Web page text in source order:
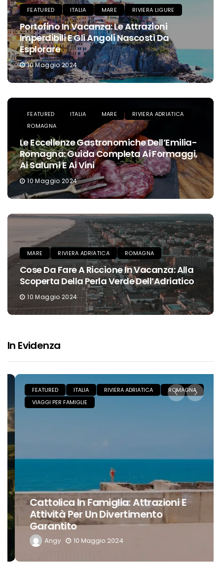
FEATURED ITALIA MARE RIVIERA LIGURE
Portofino In Vacanza: Le Attrazioni
Imperdibili E Gli Angoli Nascosti Da
Esplorare
10 Maggio 2024
FEATURED ITALIA MARE
RIVIERA ADRIATICA
ROMAGNA
Le Eccellenze Gastronomiche Dell’Emilia-
Romagna: Guida Completa Ai Formaggi,
Ai Salumi E Ai Vini
10 Maggio 2024
MARE RIVIERA ADRIATICA ROMAGNA
Cose Da Fare A Riccione In Vacanza: Alla
Scoperta Della Perla Verde Dell’Adriatico
10 Maggio 2024
In Evidenza
FEATURED ITALIA RIVIERA ADRIATICA
ROMAGNA
VIAGGI PER FAMIGLIE
Cattolica In Famiglia: Attrazioni E
Attività Per Un Divertimento
Garantito
Angy 10 Maggio 2024